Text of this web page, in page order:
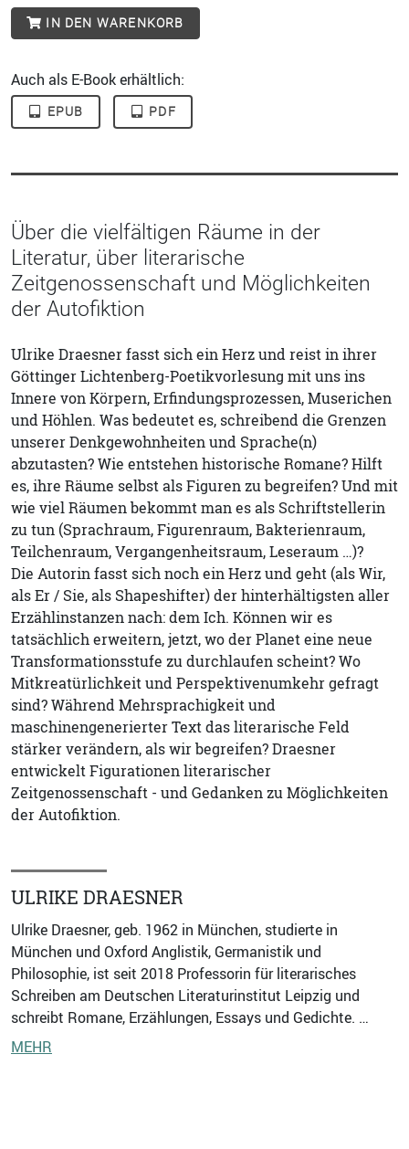
IN DEN WARENKORB
Auch als E-Book erhältlich:
EPUB PDF
Über die vielfältigen Räume in der
Literatur, über literarische
Zeitgenossenschaft und Möglichkeiten
der Autofiktion
Ulrike Draesner fasst sich ein Herz und reist in ihrer
Göttinger Lichtenberg-Poetikvorlesung mit uns ins
Innere von Körpern, Erfindungsprozessen, Muserichen
und Höhlen. Was bedeutet es, schreibend die Grenzen
unserer Denkgewohnheiten und Sprache(n)
abzutasten? Wie entstehen historische Romane? Hilft
es, ihre Räume selbst als Figuren zu begreifen? Und mit
wie viel Räumen bekommt man es als Schriftstellerin
zu tun (Sprachraum, Figurenraum, Bakterienraum,
Teilchenraum, Vergangenheitsraum, Leseraum …)?
Die Autorin fasst sich noch ein Herz und geht (als Wir,
als Er / Sie, als Shapeshifter) der hinterhältigsten aller
Erzählinstanzen nach: dem Ich. Können wir es
tatsächlich erweitern, jetzt, wo der Planet eine neue
Transformationsstufe zu durchlaufen scheint? Wo
Mitkreatürlichkeit und Perspektivenumkehr gefragt
sind? Während Mehrsprachigkeit und
maschinengenerierter Text das literarische Feld
stärker verändern, als wir begreifen? Draesner
entwickelt Figurationen literarischer
Zeitgenossenschaft - und Gedanken zu Möglichkeiten
der Autofiktion.
ULRIKE DRAESNER
Ulrike Draesner, geb. 1962 in München, studierte in
München und Oxford Anglistik, Germanistik und
Philosophie, ist seit 2018 Professorin für literarisches
Schreiben am Deutschen Literaturinstitut Leipzig und
schreibt Romane, Erzählungen, Essays und Gedichte. …
MEHR